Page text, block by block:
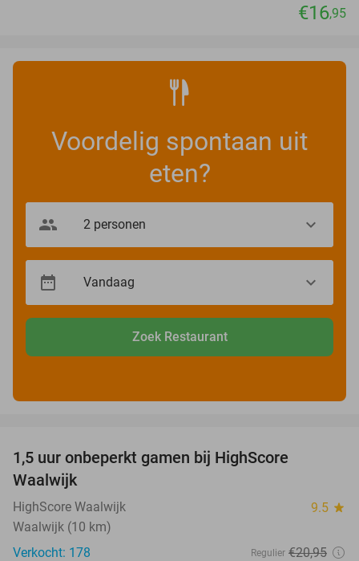
€16,95
Voordelig spontaan uit
eten?
Zoek Restaurant
1,5 uur onbeperkt gamen bij HighScore
Waalwijk
HighScore Waalwijk 9.5 star
Waalwijk (10 km)
Verkocht: 178
Regulier €20,95